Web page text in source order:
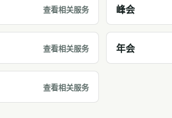
查看相关服务 峰会
查看相关服务 年会
查看相关服务